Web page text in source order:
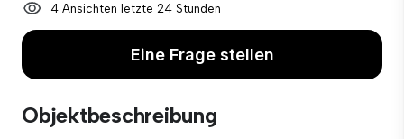
4 Ansichten letzte 24 Stunden
Eine Frage stellen
Objektbeschreibung